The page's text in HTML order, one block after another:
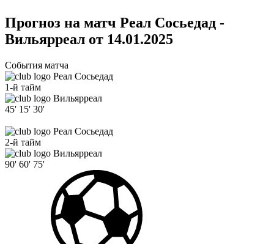
Прогноз на матч Реал Сосьедад -
Вильярреал от 14.01.2025
События матча
Реал Сосьедад
1-й тайм
Вильярреал
45' 15' 30'
Реал Сосьедад
2-й тайм
Вильярреал
90' 60' 75'